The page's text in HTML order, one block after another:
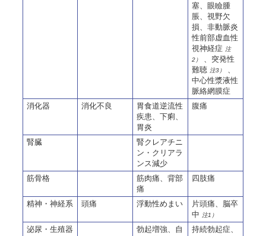
塞、眼瞼腫
脹、視野欠
損、非動脈炎
性前部虚血性
視神経症 注
2）
、突発性
難聴 注3）
中心性漿液性
脈絡網膜症
消化器
消化不良
胃食道逆流性
疾患、下痢、
胃炎
腹痛
腎臓
腎クレアチニ
ン・クリアラ
ンス減少
筋骨格
筋肉痛、背部
痛
四肢痛
精神・神経系 頭痛 浮動性めまい
片頭痛、脳卒
中 注1）
泌尿・生殖器
勃起増強、自
持続勃起症、